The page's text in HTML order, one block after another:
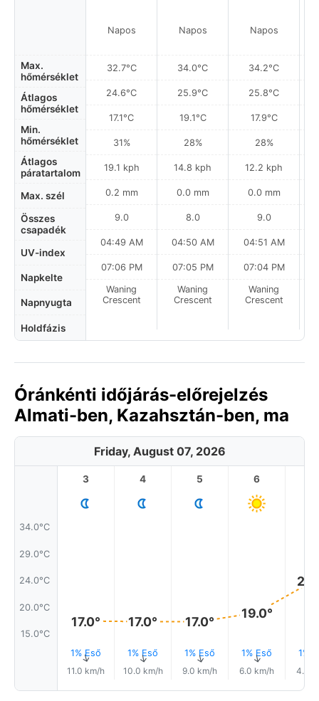
Max.
hőmérséklet
Átlagos
hőmérséklet
Min.
hőmérséklet
Átlagos
páratartalom
Max. szél
Összes
csapadék
UV-index
Napkelte
Napnyugta
Holdfázis
Napos
32.7°C
24.6°C
17.1°C
31%
19.1 kph
0.2 mm
9.0
04:49 AM
07:06 PM
Waning
Crescent
Napos
34.0°C
25.9°C
19.1°C
28%
14.8 kph
0.0 mm
8.0
04:50 AM
07:05 PM
Waning
Crescent
Napos
34.2°C
25.8°C
17.9°C
28%
12.2 kph
0.0 mm
9.0
04:51 AM
07:04 PM
Waning
Crescent
Óránkénti időjárás-előrejelzés
Almati-ben, Kazahsztán-ben, ma
Friday, August 07, 2026
34.0°C
29.0°C
24.0°C
20.0°C
15.0°C
3
17.0°
1% Eső
↑
11.0 km/h
4
17.0°
1% Eső
↑
10.0 km/h
5
17.0°
1% Eső
↑
9.0 km/h
6
19.0°
1% Eső
↑
6.0 km/h
1%
4.0